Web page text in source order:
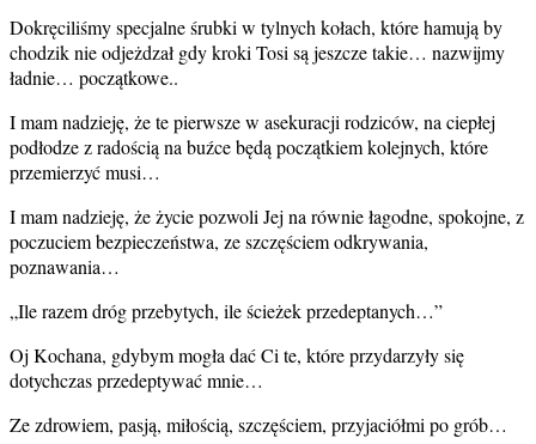
Dokręciliśmy specjalne śrubki w tylnych kołach, które hamują by
chodzik nie odjeżdzał gdy kroki Tosi są jeszcze takie… nazwijmy
ładnie… początkowe..
I mam nadzieję, że te pierwsze w asekuracji rodziców, na ciepłej
podłodze z radością na buźce będą początkiem kolejnych, które
przemierzyć musi…
I mam nadzieję, że życie pozwoli Jej na równie łagodne, spokojne, z
poczuciem bezpieczeństwa, ze szczęściem odkrywania,
poznawania…
„Ile razem dróg przebytych, ile ścieżek przedeptanych…”
Oj Kochana, gdybym mogła dać Ci te, które przydarzyły się
dotychczas przedeptywać mnie…
Ze zdrowiem, pasją, miłością, szczęściem, przyjaciółmi po grób…